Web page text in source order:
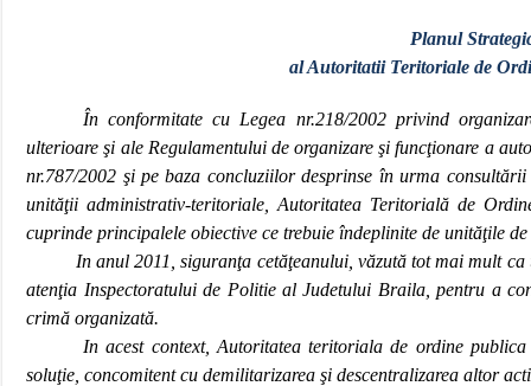
Planul
al Autoritatii Teritoriale de
În conformitate cu Legea nr.218/2002 privind
ulterioare şi ale Regulamentului de organizare şi funcţionare a
nr.787/2002 şipe baza concluziilor desprinse în urma
unităţii administrativ-teritoriale, Autoritatea Teritorială de
cuprinde principalele obiective ce trebuie îndeplinite de unităţile
In anul 2011, siguranţa cetăţeanului, văzută tot mai mult ca
atenţia Inspectoratului de Politie al Judetului Braila, pentru a
crimă organizată.
In acest context, Autoritatea teritoriala de ordine
soluţie, concomitent cu demilitarizarea şi descentralizarea altor